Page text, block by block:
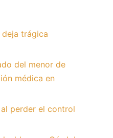
trágica
del menor de
médica en
al perder el control